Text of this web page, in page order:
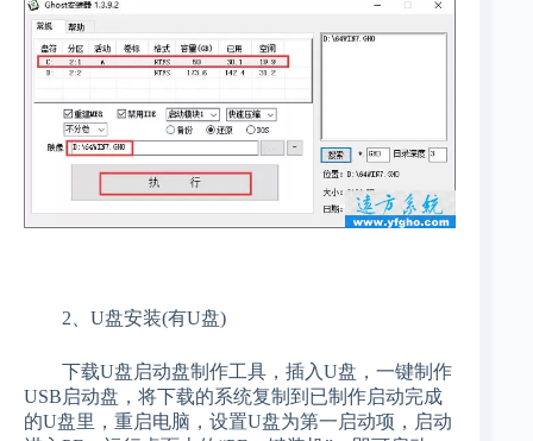
2、U盘安装(有U盘)
下载U盘启动盘制作工具，插入U盘，一键制作
USB启动盘，将下载的系统复制到已制作启动完成
的U盘里，重启电脑，设置U盘为第一启动项，启动